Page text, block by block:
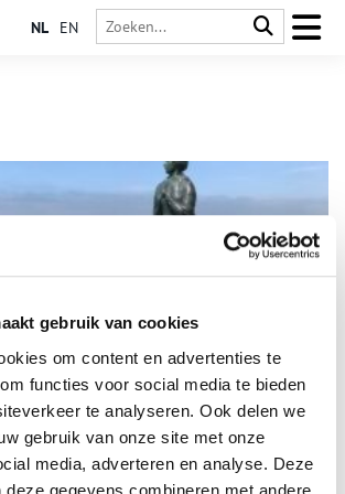
gebruik van cookies
om content en advertenties te
functies voor social media te bieden
te analyseren. Ook delen we
gebruik van onze site met onze
media, adverteren en analyse. Deze
deze gegevens combineren met andere
NL EN
aan Zee is het in de zomer heerlijk
op de boulevard langs de viskramen zie
verbonden is aan de visserij.
bij de vuurtoren de trap omhoog om
te genieten. Hier op de Vureboetsduin
bronzen beeld van een vissersvrouw: Het
Ze kijkt uit over de zee, die gaf en nam.